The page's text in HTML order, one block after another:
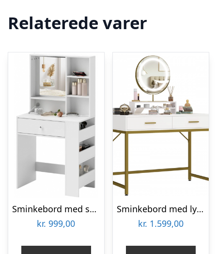
Relaterede varer
Sminkebord med spejl i møbelplade H75 – 137 x B70 x D40 cm – Hvid
kr. 999,00
Sminkebord med lys og spejl i stål og MDF H76 – 137,5 x B100 x D50 cm – Mat guld/Hvid
kr. 1.599,00